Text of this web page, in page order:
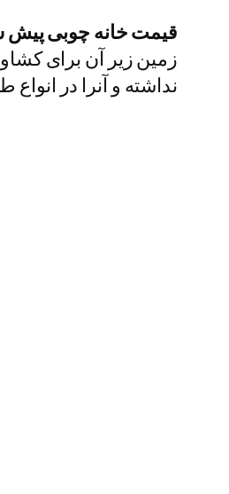
قیمت خانه چوبی پیش
زمین زیر آن برای
نداشته و آنرا در